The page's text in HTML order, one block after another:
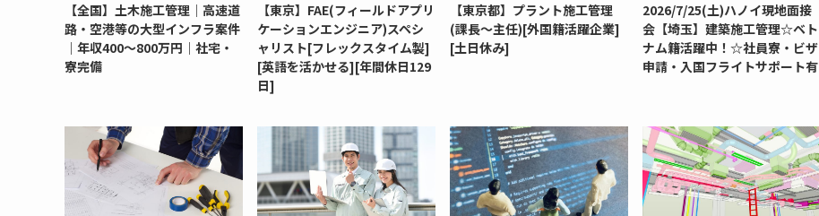
【全国】土木施工管理｜高速道
路・空港等の大型インフラ案件
｜年収400～800万円｜社宅・
寮完備
【東京】FAE(フィールドアプリ
ケーションエンジニア)スペシ
ャリスト[フレックスタイム製]
[英語を活かせる][年間休日129
日]
【東京都】プラント施工管理
(課長～主任)[外国籍活躍企業]
[土日休み]
2026/7/25(土)ハノイ現地面接
会【埼玉】建築施工管理☆ベト
ナム籍活躍中！☆社員寮・ビザ
申請・入国フライトサポート有